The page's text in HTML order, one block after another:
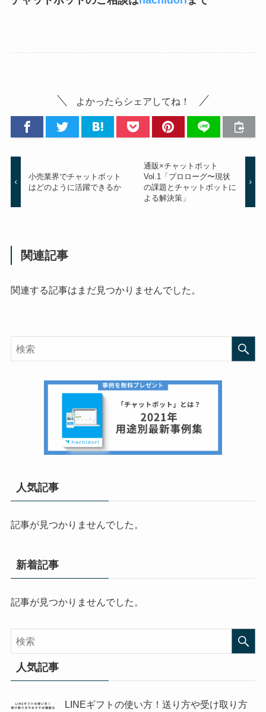
よかったらシェアしてね！
小売業界でチャットボット
はどのように活躍できるか
通販×チャットボット
Vol.1「プロローグ〜現状
の課題とチャットボットに
よる解決策」
関連記事
関連する記事はまだ見つかりませんでした。
人気記事
記事が見つかりませんでした。
新着記事
記事が見つかりませんでした。
人気記事
LINEギフトの使い方！送り方や受け取り方